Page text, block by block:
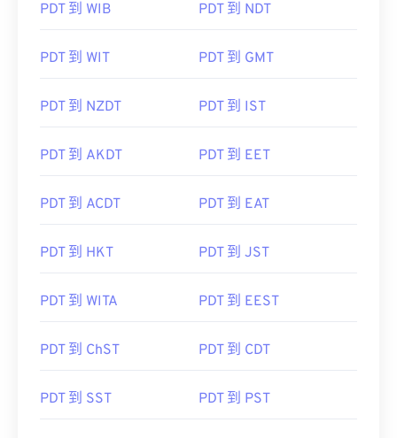
PDT 到 WIB PDT 到 NDT
PDT 到 WIT PDT 到 GMT
PDT 到 NZDT PDT 到 IST
PDT 到 AKDT PDT 到 EET
PDT 到 ACDT PDT 到 EAT
PDT 到 HKT PDT 到 JST
PDT 到 WITA PDT 到 EEST
PDT 到 ChST PDT 到 CDT
PDT 到 SST PDT 到 PST